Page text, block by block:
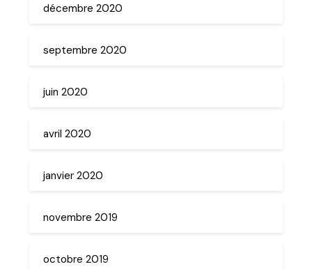
décembre 2020
septembre 2020
juin 2020
avril 2020
janvier 2020
novembre 2019
octobre 2019